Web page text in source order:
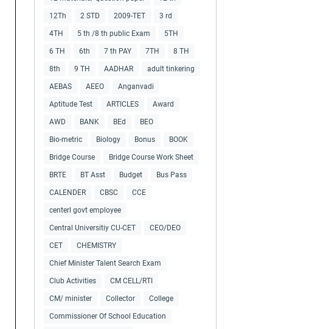
12Th 2 STD 2009-TET 3 rd
4TH 5 th /8 th public Exam 5TH
6 TH 6th 7 th PAY 7TH 8 TH
8th 9 TH AADHAR adult tinkering
AEBAS AEEO Anganvadi
Aptitude Test ARTICLES Award
AWD BANK BEd BEO
Bio-metric Biology Bonus BOOK
Bridge Course Bridge Course Work Sheet
BRTE BT Asst Budget Bus Pass
CALENDER CBSC CCE
centerl govt employee
Central Universitiy CU-CET CEO/DEO
CET CHEMISTRY
Chief Minister Talent Search Exam
Club Activities CM CELL/RTI
CM/ minister Collector College
Commissioner Of School Education